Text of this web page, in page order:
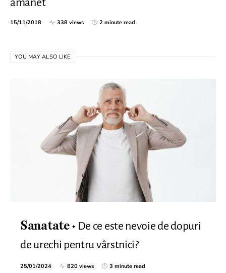
amanet
15/11/2018 338 views 2 minute read
YOU MAY ALSO LIKE
Sanatate
De ce este nevoie de dopuri
de urechi pentru vârstnici?
25/01/2024 820 views 3 minute read